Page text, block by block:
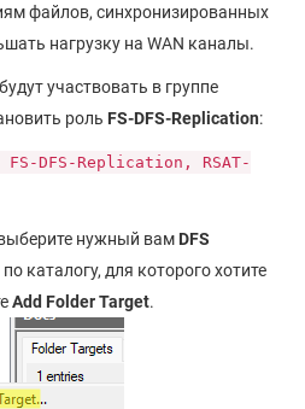
файлов, синхронизированных
нагрузку на WAN каналы.
участвовать в группе
роль FS-DFS-Replication:
DFS-Replication, RSAT-
нужный вам DFS
каталогу, для которого хотите
Add Folder Target.